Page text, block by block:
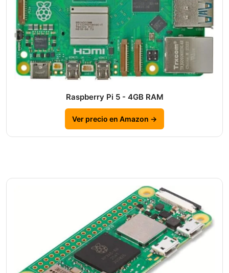
Raspberry Pi 5 - 4GB RAM
Ver precio en Amazon →